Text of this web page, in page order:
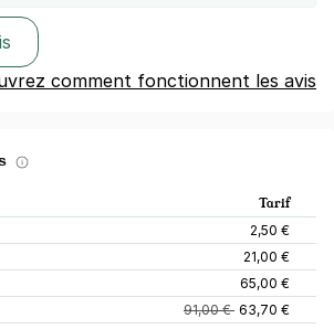
comment fonctionnent les avis
Tarif
2,50 €
21,00 €
65,00 €
91,00 € 63,70 €